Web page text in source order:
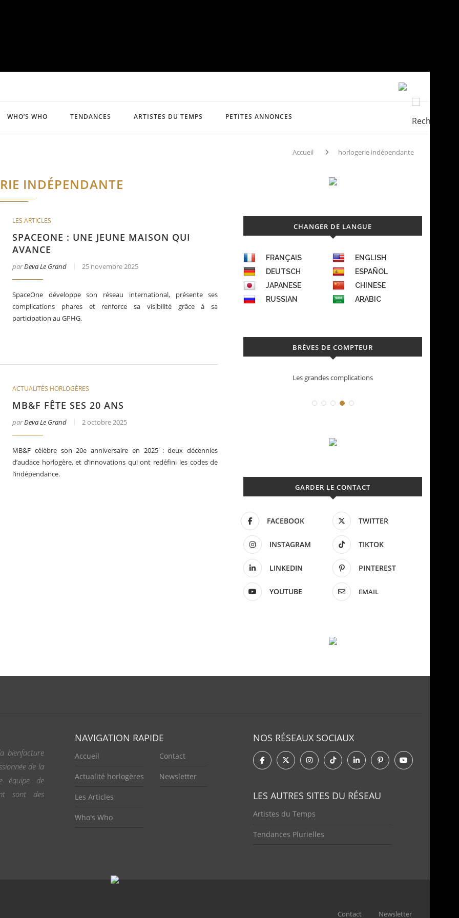
WHO’S WHO TENDANCES ARTISTES DU TEMPS PETITES ANNONCES
Accueil horlogerie indépendante
INDÉPENDANTE
LES ARTICLES
SPACEONE : UNE JEUNE MAISON QUI
AVANCE
parDeva Le Grand 25 novembre 2025
SpaceOne développe son réseau international, présente ses
complications phares et renforce sa visibilité grâce à sa
participation au GPHG.
ACTUALITÉS HORLOGÈRES
MB&F FÊTE SES 20 ANS
parDeva Le Grand 2 octobre 2025
MB&F célèbre son 20e anniversaire en 2025 : deux décennies
d’audace horlogère, et d’innovations qui ont redéfini les codes de
l’indépendance.
CHANGER DE LANGUE
FRANÇAIS
ENGLISH
DEUTSCH
ESPAÑOL
JAPANESE
CHINESE
RUSSIAN
ARABIC
BRÈVES DE COMPTEUR
Les grandes complications
GARDER LE CONTACT
FACEBOOK TWITTER
INSTAGRAM TIKTOK
LINKEDIN PINTEREST
YOUTUBE EMAIL
bienfacture
de la
équipe de
sont des
NAVIGATION RAPIDE
Accueil
Actualité horlogères
Les Articles
Who's Who
Contact
Newsletter
NOS RÉSEAUX SOCIAUX
LES AUTRES SITES DU RÉSEAU
Artistes du Temps
Tendances Plurielles
Contact Newsletter